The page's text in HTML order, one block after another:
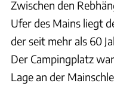
Zwischen den
Ufer des Mains liegt
der seit mehr als 60
Der Campingplatz
Lage an der